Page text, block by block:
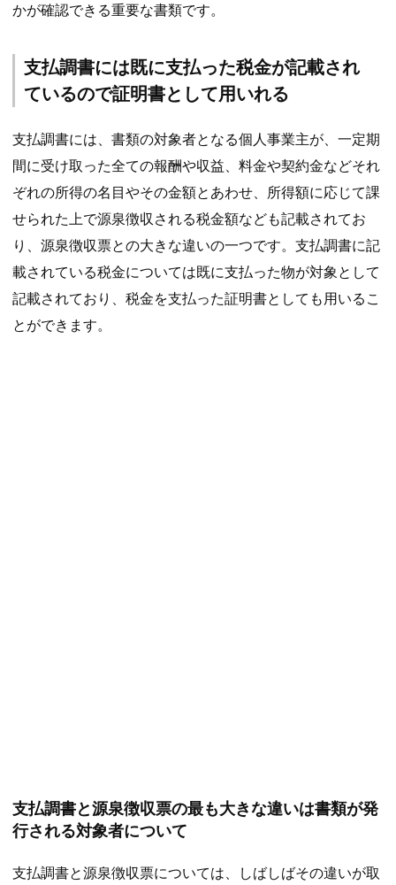
かが確認できる重要な書類です。
支払調書には既に支払った税金が記載され
ているので証明書として用いれる
支払調書には、書類の対象者となる個人事業主が、一定期
間に受け取った全ての報酬や収益、料金や契約金などそれ
ぞれの所得の名目やその金額とあわせ、所得額に応じて課
せられた上で源泉徴収される税金額なども記載されてお
り、源泉徴収票との大きな違いの一つです。支払調書に記
載されている税金については既に支払った物が対象として
記載されており、税金を支払った証明書としても用いるこ
とができます。
支払調書と源泉徴収票の最も大きな違いは書類が発
行される対象者について
支払調書と源泉徴収票については、しばしばその違いが取